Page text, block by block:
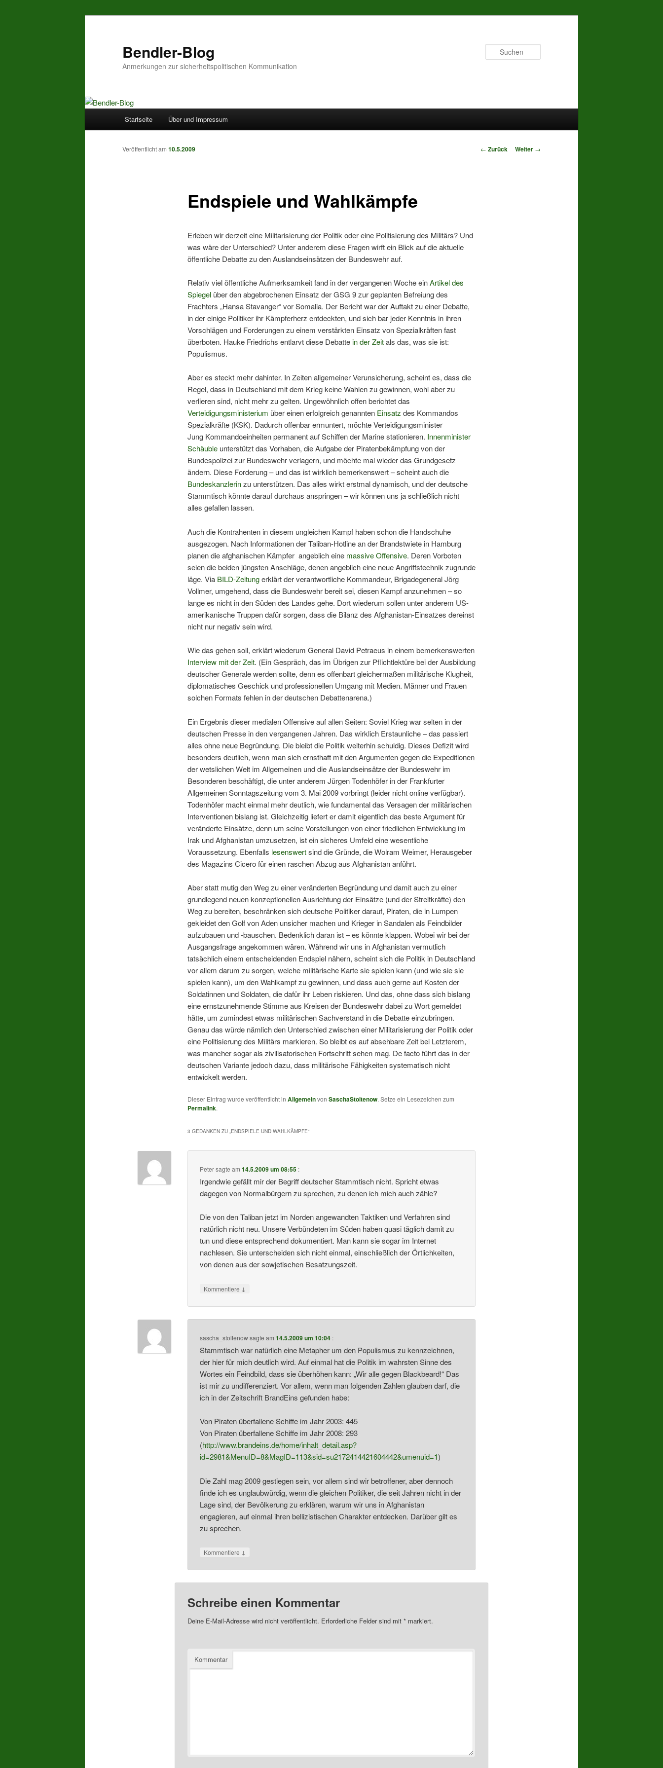
Bendler-Blog
Anmerkungen zur sicherheitspolitischen Kommunikation
Startseite Über und Impressum
Beitrags-
← Zurück Weiter →
Endspiele und Wahlkämpfe
Veröffentlicht am 10.5.2009
Erleben wir derzeit eine Militarisierung der Politik oder eine Politisierung des Militärs? Und
was wäre der Unterschied? Unter anderem diese Fragen wirft ein Blick auf die aktuelle
öffentliche Debatte zu den Auslandseinsätzen der Bundeswehr auf.
Relativ viel öffentliche Aufmerksamkeit fand in der vergangenen Woche einArtikel des
Spiegelüber den abgebrochenen Einsatz der GSG 9 zur geplanten Befreiung des
Frachters „Hansa Stavanger“ vor Somalia. Der Bericht war der Auftakt zu einer Debatte,
in der einige Politiker ihr Kämpferherz entdeckten, und sich bar jeder Kenntnis in ihren
Vorschlägen und Forderungen zu einem verstärkten Einsatz von Spezialkräften fast
überboten. Hauke Friedrichs entlarvt diese Debattein der Zeitals das, was sie ist:
Populismus.
Aber es steckt mehr dahinter. In Zeiten allgemeiner Verunsicherung, scheint es, dass die
Regel, dass in Deutschland mit dem Krieg keine Wahlen zu gewinnen, wohl aber zu
verlieren sind, nicht mehr zu gelten. Ungewöhnlich offen berichtet das
Verteidigungsministerium über einen erfolgreich genannten Einsatz des Kommandos
Spezialkräfte (KSK). Dadurch offenbar ermuntert, möchte Verteidigungsminister
Jung Kommandoeinheiten permanent auf Schiffen der Marine stationieren. Innenminister
Schäubleunterstützt das Vorhaben, die Aufgabe der Piratenbekämpfung von der
Bundespolizei zur Bundeswehr verlagern, und möchte mal wieder das Grundgesetz
ändern. Diese Forderung – und das ist wirklich bemerkenswert – scheint auch die
Bundeskanzlerinzu unterstützen. Das alles wirkt erstmal dynamisch, und der deutsche
Stammtisch könnte darauf durchaus anspringen – wir können uns ja schließlich nicht
alles gefallen lassen.
Auch die Kontrahenten in diesem ungleichen Kampf haben schon die Handschuhe
ausgezogen. Nach Informationen der Taliban-Hotline an der Brandstwiete in Hamburg
planen die afghanischen Kämpfer angeblich eine massive Offensive. Deren Vorboten
seien die beiden jüngsten Anschläge, denen angeblich eine neue Angriffstechnik zugrunde
läge. Via BILD-Zeitungerklärt der verantwortliche Kommandeur, Brigadegeneral Jörg
Vollmer, umgehend, dass die Bundeswehr bereit sei, diesen Kampf anzunehmen – so
lange es nicht in den Süden des Landes gehe. Dort wiederum sollen unter anderem US-
amerikanische Truppen dafür sorgen, dass die Bilanz des Afghanistan-Einsatzes dereinst
nicht nur negativ sein wird.
Wie das gehen soll, erklärt wiederum General David Petraeus in einem bemerkenswerten
Interview mit der Zeit. (Ein Gespräch, das im Übrigen zur Pflichtlektüre bei der Ausbildung
deutscher Generale werden sollte, denn es offenbart gleichermaßen militärische Klugheit,
diplomatisches Geschick und professionellen Umgang mit Medien. Männer und Frauen
solchen Formats fehlen in der deutschen Debattenarena.)
Ein Ergebnis dieser medialen Offensive auf allen Seiten: Soviel Krieg war selten in der
deutschen Presse in den vergangenen Jahren. Das wirklich Erstaunliche – das passiert
alles ohne neue Begründung. Die bleibt die Politik weiterhin schuldig. Dieses Defizit wird
besonders deutlich, wenn man sich ernsthaft mit den Argumenten gegen die Expeditionen
der wetslichen Welt im Allgemeinen und die Auslandseinsätze der Bundeswehr im
Besonderen beschäftigt, die unter anderem Jürgen Todenhöfer in der Frankfurter
Allgemeinen Sonntagszeitung vom 3. Mai 2009 vorbringt (leider nicht online verfügbar).
Todenhöfer macht einmal mehr deutlich, wie fundamental das Versagen der militärischen
Interventionen bislang ist. Gleichzeitig liefert er damit eigentlich das beste Argument für
veränderte Einsätze, denn um seine Vorstellungen von einer friedlichen Entwicklung im
Irak und Afghanistan umzusetzen, ist ein sicheres Umfeld eine wesentliche
Voraussetzung. Ebenfalls lesenswertsind die Gründe, die Wolram Weimer, Herausgeber
des Magazins Cicero für einen raschen Abzug aus Afghanistan anführt.
Aber statt mutig den Weg zu einer veränderten Begründung und damit auch zu einer
grundlegend neuen konzeptionellen Ausrichtung der Einsätze (und der Streitkräfte) den
Weg zu bereiten, beschränken sich deutsche Politiker darauf, Piraten, die in Lumpen
gekleidet den Golf von Aden unsicher machen und Krieger in Sandalen als Feindbilder
aufzubauen und -bauschen. Bedenklich daran ist – es könnte klappen. Wobei wir bei der
Ausgangsfrage angekommen wären. Während wir uns in Afghanistan vermutlich
tatsächlich einem entscheidenden Endspiel nähern, scheint sich die Politik in Deutschland
vor allem darum zu sorgen, welche militärische Karte sie spielen kann (und wie sie sie
spielen kann), um den Wahlkampf zu gewinnen, und dass auch gerne auf Kosten der
Soldatinnen und Soldaten, die dafür ihr Leben riskieren. Und das, ohne dass sich bislang
eine ernstzunehmende Stimme aus Kreisen der Bundeswehr dabei zu Wort gemeldet
hätte, um zumindest etwas militärischen Sachverstand in die Debatte einzubringen.
Genau das würde nämlich den Unterschied zwischen einer Militarisierung der Politik oder
eine Politisierung des Militärs markieren. So bleibt es auf absehbare Zeit bei Letzterem,
was mancher sogar als zivilisatorischen Fortschritt sehen mag. De facto führt das in der
deutschen Variante jedoch dazu, dass militärische Fähigkeiten systematisch nicht
entwickelt werden.
Dieser Eintrag wurde veröffentlicht in Allgemeinvon SaschaStoltenow. Setze ein Lesezeichen zum
Permalink.
3 GEDANKEN ZU „ ENDSPIELE UND WAHLKÄMPFE“
Petersagte am14.5.2009 um 08:55 :
Irgendwie gefällt mir der Begriff deutscher Stammtisch nicht. Spricht etwas
dagegen von Normalbürgern zu sprechen, zu denen ich mich auch zähle?
Die von den Taliban jetzt im Norden angewandten Taktiken und Verfahren sind
natürlich nicht neu. Unsere Verbündeten im Süden haben quasi täglich damit zu
tun und diese entsprechend dokumentiert. Man kann sie sogar im Internet
nachlesen. Sie unterscheiden sich nicht einmal, einschließlich der Örtlichkeiten,
von denen aus der sowjetischen Besatzungszeit.
Kommentiere ↓
sascha_stoltenowsagte am14.5.2009 um 10:04 :
Stammtisch war natürlich eine Metapher um den Populismus zu kennzeichnen,
der hier für mich deutlich wird. Auf einmal hat die Politik im wahrsten Sinne des
Wortes ein Feindbild, dass sie überhöhen kann: „Wir alle gegen Blackbeard!“ Das
ist mir zu undifferenziert. Vor allem, wenn man folgenden Zahlen glauben darf, die
ich in der Zeitschrift BrandEins gefunden habe:
Von Piraten überfallene Schiffe im Jahr 2003: 445
Von Piraten überfallene Schiffe im Jahr 2008: 293
(http://www.brandeins.de/home/inhalt_detail.asp?
id=2981&MenuID=8&MagID=113&sid=su2172414421604442&umenuid=1)
Die Zahl mag 2009 gestiegen sein, vor allem sind wir betroffener, aber dennoch
finde ich es unglaubwürdig, wenn die gleichen Politiker, die seit Jahren nicht in der
Lage sind, der Bevölkerung zu erklären, warum wir uns in Afghanistan
engagieren, auf einmal ihren bellizistischen Charakter entdecken. Darüber gilt es
zu sprechen.
Kommentiere ↓
Schreibe einen Kommentar
Deine E-Mail-Adresse wird nicht veröffentlicht. Erforderliche Felder sind mit *markiert.
Kommentar